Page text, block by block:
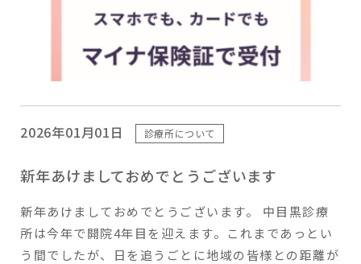
2026年01月01日 診療所について
新年あけましておめでとうございます
新年あけましておめでとうございます。 中目黒診療
所は今年で開院4年目を迎えます。これまであっとい
う間でしたが、日を追うごとに地域の皆様との距離が